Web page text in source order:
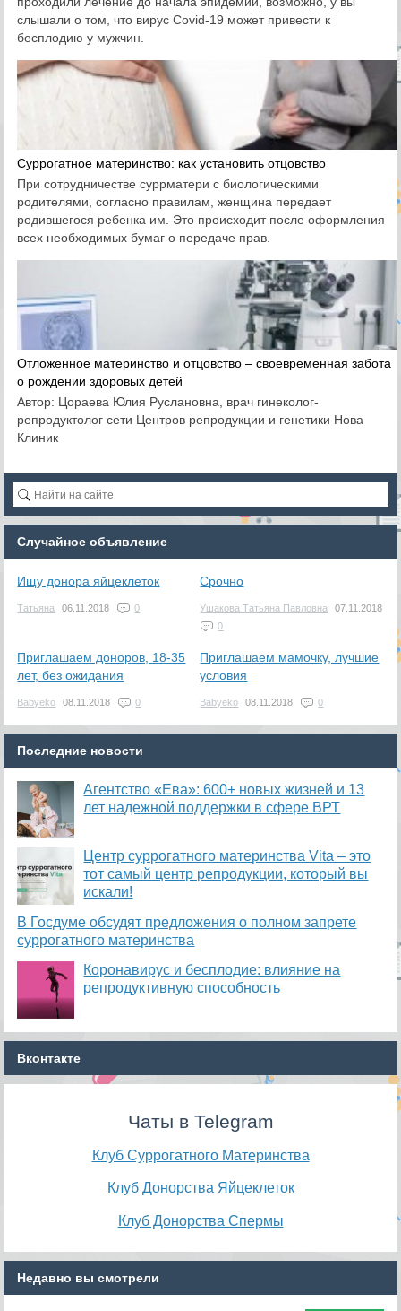
слышали о том, что вирус Covid-19 может привести к
бесплодию у мужчин.
Суррогатное материнство: как установить отцовство
При сотрудничестве суррматери с биологическими
родителями, согласно правилам, женщина передает
родившегося ребенка им. Это происходит после оформления
всех необходимых бумаг о передаче прав.
Отложенное материнство и отцовство – своевременная забота
о рождении здоровых детей
Автор: Цораева Юлия Руслановна, врач гинеколог-
репродуктолог сети Центров репродукции и генетики Нова
Клиник
Случайное объявление
Ищу донора яйцеклеток
Татьяна 06.11.2018 0
Срочно
Ушакова Татьяна Павловна
07.11.2018
0
Приглашаем доноров, 18-35
лет, без ожидания
Babyeko 08.11.2018 0
Приглашаем мамочку, лучшие
условия
Babyeko 08.11.2018 0
Последние новости
Агентство «Ева»: 600+ новых жизней и 13
лет надежной поддержки в сфере ВРТ
​Центр суррогатного материнства Vita – это
тот самый центр репродукции, который вы
искали!
В Госдуме обсудят предложения о полном запрете
суррогатного материнства
Коронавирус и бесплодие: влияние на
репродуктивную способность
Вконтакте
Чаты в Telegram
Клуб Суррогатного Материнства
Клуб Донорства Яйцеклеток
Клуб Донорства Спермы
Недавно вы смотрели